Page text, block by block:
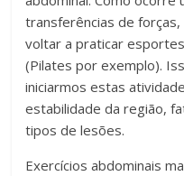
transferências de
voltar a praticar
(Pilates por exemplo).
iniciarmos estas
estabilidade da região,
tipos de lesões.
Exercícios abdominais